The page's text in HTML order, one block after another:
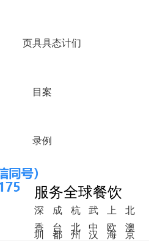
页具
目
录
具
案
例
态计们
服务全球餐饮
深
圳
成
都
杭
州
武
汉
上
海
北
京
香 台 北 中 欧 澳